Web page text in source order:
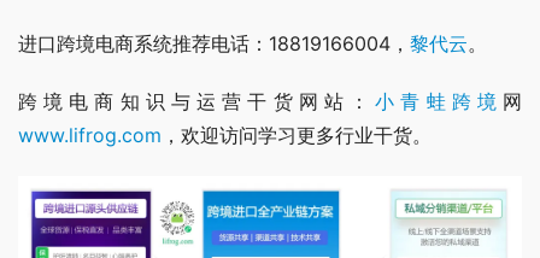
进口跨境电商系统推荐电话：18819166004， 黎代云。
跨境电商知识与运营干货网站：小青蛙跨境 网
www.lifrog.com ，欢迎访问学习更多行业干货。